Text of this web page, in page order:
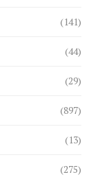
(141)
(44)
(29)
(897)
(13)
(275)